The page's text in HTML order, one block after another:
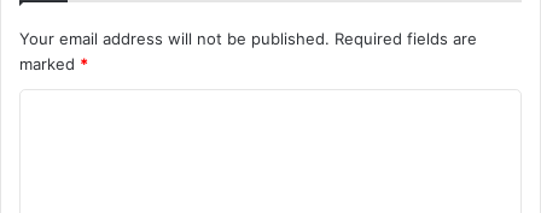
Your email address will not be published. Required fields are
marked *